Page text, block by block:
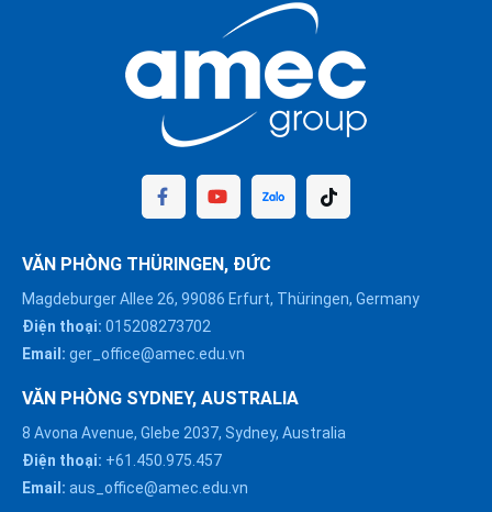
VĂN PHÒNG THÜRINGEN, ĐỨC
Magdeburger Allee 26, 99086 Erfurt, Thüringen, Germany
Điện thoại: 015208273702
Email: ger_office@amec.edu.vn
VĂN PHÒNG SYDNEY, AUSTRALIA
8 Avona Avenue, Glebe 2037, Sydney, Australia
Điện thoại: +61.450.975.457
Email: aus_office@amec.edu.vn